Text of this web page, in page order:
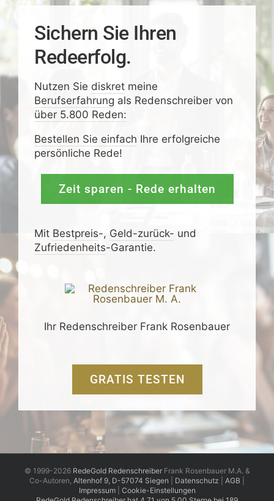
Sichern Sie Ihren
Redeerfolg.
Nutzen Sie diskretmeine
Berufserfahrung als Redenschreiber von
über 5.800 Reden:
Bestellen Sie einfach Ihre erfolgreiche
persönliche Rede!
Zeit sparen - Rede erhalten
Mit Bestpreis-, Geld-zurück- und
Zufrieden­­heits-Garantie.
Ihr Redenschreiber Frank Rosenbauer
GRATIS TESTEN
© 1999-2026 RedeGold RedenschreiberFrank Rosenbauer M.A. &
Co-Autoren, Altenhof 9, D-57074 Siegen Datenschutz AGB
Impressum| Cookie-Einstellungen